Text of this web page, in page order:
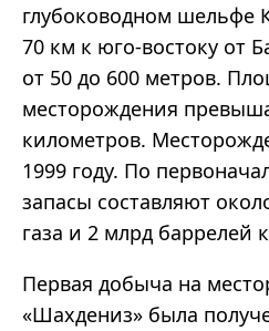
глубоководном шельфе
70 км к юго-востоку от
от 50 до 600 метров.
месторождения
километров.
1999 году. По
запасы составляют
газа и 2 млрд баррелей
Первая добыча на
«Шахдениз» была